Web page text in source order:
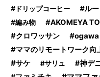
ドリップコーヒー ル
編み物 AKOMEYA
クロワッサン ogawa
ママのリモートワーク向
サケ
サリュ 神デ